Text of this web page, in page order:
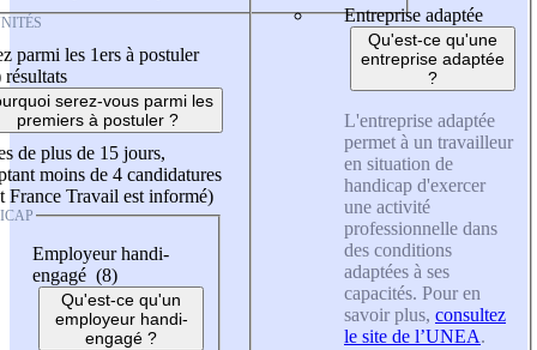
parmi les 1ers à postuler
résultats
serez-vous parmi les
premiers à postuler ?
de plus de 15 jours,
moins de 4 candidatures
France Travail est informé)
Employeur handi-
engagé (8)
Qu'est-ce qu'un
employeur handi-
engagé ?
Entreprise adaptée
Qu'est-ce qu'une
entreprise adaptée
?
L'entreprise adaptée
permet à un travailleur
en situation de
handicap d'exercer
une activité
professionnelle dans
des conditions
adaptées à ses
capacités. Pour en
savoir plus, consultez
le site de l’UNEA.